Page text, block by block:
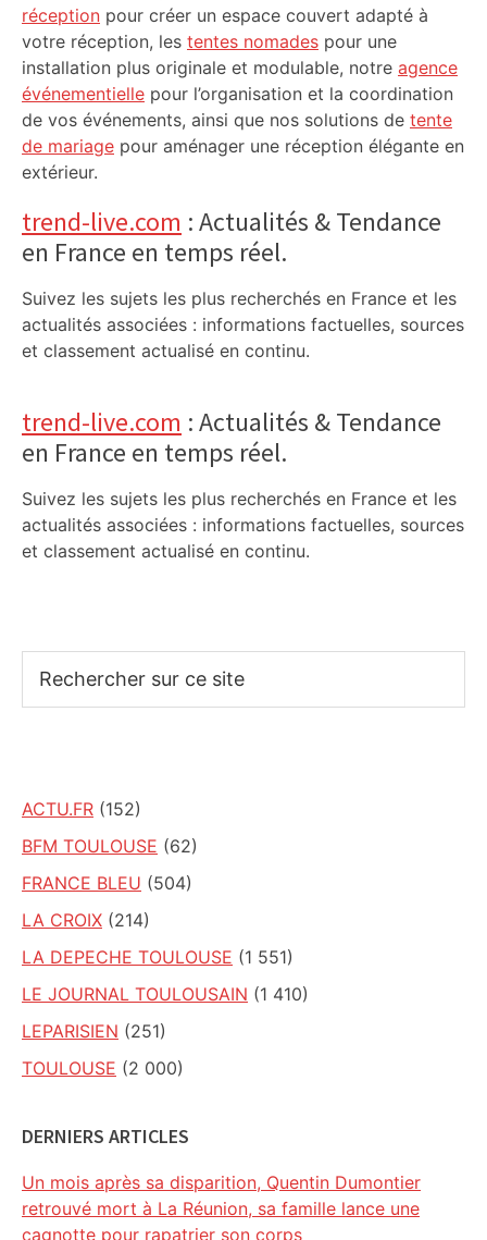
réception pour créer un espace couvert adapté à
votre réception, les tentes nomades pour une
installation plus originale et modulable, notre agence
événementielle pour l’organisation et la coordination
de vos événements, ainsi que nos solutions de tente
de mariage pour aménager une réception élégante en
extérieur.
trend-live.com : Actualités & Tendance
en France en temps réel.
Suivez les sujets les plus recherchés en France et les
actualités associées : informations factuelles, sources
et classement actualisé en continu.
trend-live.com : Actualités & Tendance
en France en temps réel.
Suivez les sujets les plus recherchés en France et les
actualités associées : informations factuelles, sources
et classement actualisé en continu.
sur
ACTU.FR (152)
BFM TOULOUSE (62)
FRANCE BLEU (504)
LA CROIX (214)
LA DEPECHE TOULOUSE (1 551)
LE JOURNAL TOULOUSAIN (1 410)
LEPARISIEN (251)
TOULOUSE (2 000)
DERNIERS ARTICLES
Un mois après sa disparition, Quentin Dumontier
retrouvé mort à La Réunion, sa famille lance une
cagnotte pour rapatrier son corps